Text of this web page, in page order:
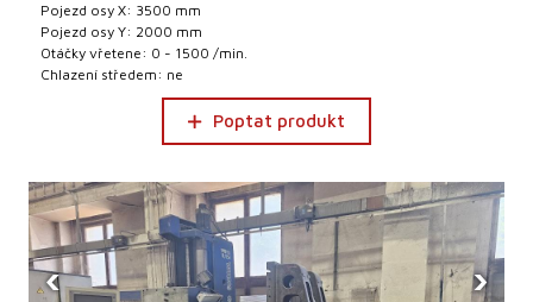
Pojezd osy X: 3500 mm
Pojezd osy Y: 2000 mm
Otáčky vřetene: 0 - 1500 /min.
Chlazení středem: ne
Poptat produkt
‹ ›